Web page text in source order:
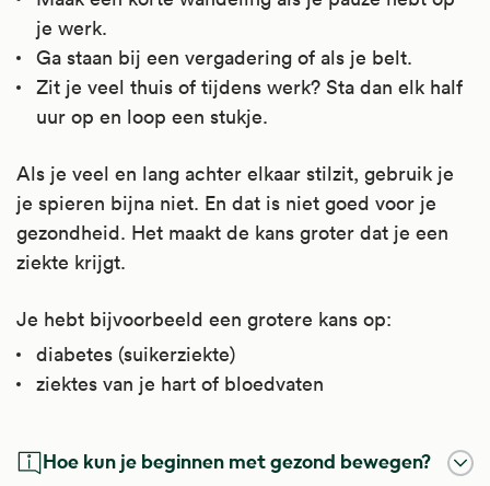
je werk.
Ga staan bij een vergadering of als je belt.
Zit je veel thuis of tijdens werk? Sta dan elk half
uur op en loop een stukje.
Als je veel en lang achter elkaar stilzit, gebruik je
je spieren bijna niet. En dat is niet goed voor je
gezondheid. Het maakt de kans groter dat je een
ziekte krijgt.
Je hebt bijvoorbeeld een grotere kans op:
diabetes (suikerziekte)
ziektes van je hart of bloedvaten
Hoe kun je beginnen met gezond bewegen?